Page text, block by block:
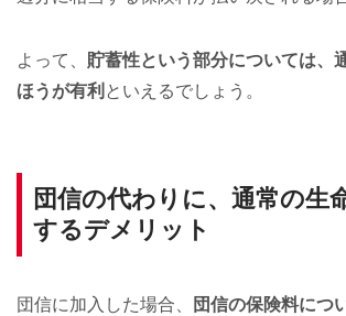
よって、 貯蓄性という部分については、
ほうが有利 といえるでしょう。
団信の代わりに、通常の生
するデメリット
団信に加入した場合、
団信の保険料につ